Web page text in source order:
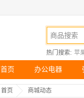
热门搜索: 苹
首页 办公电器
首页 商城动态